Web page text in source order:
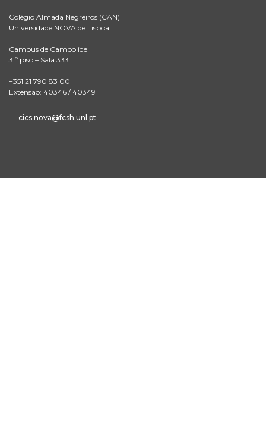
Colégio Almada Negreiros (CAN)
Universidade NOVA de Lisboa
Campus de Campolide
3.º piso – Sala 333
+351 21 790 83 00
Extensão: 40346 / 40349
cics.nova@fcsh.unl.pt